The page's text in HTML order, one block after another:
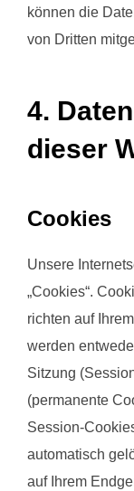
können die
von Dritten
4.
dieser
Cookies
Unsere
„Cookies“.
richten auf
werden
Sitzung
(permanente
Session-
automatisch
auf Ihrem